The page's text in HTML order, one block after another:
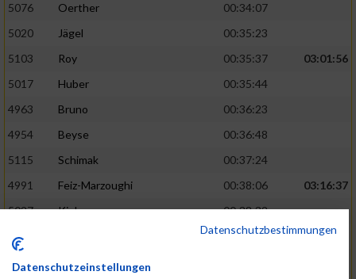
5076
Oerther
00:34:07
5020
Jägel
00:35:23
5103
Roy 00:35:37
03:01:56
5017
Huber
00:35:44
4963
Bruno
00:36:23
4954
Beyse
00:36:48
5115
Schimak
00:37:24
4991
Feiz-Marzoughi 00:38:06
03:16:37
5027
Kiehne
00:38:32
5137
00:39:06
5048
Leibold
Datenschutzbestimmungen
Datenschutzeinstellungen